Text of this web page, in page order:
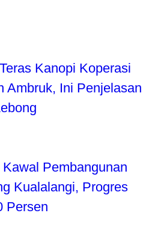
Kanopi Koperasi
Ambruk, Ini Penjelasan
Pembangunan
Kualalangi, Progres
Persen